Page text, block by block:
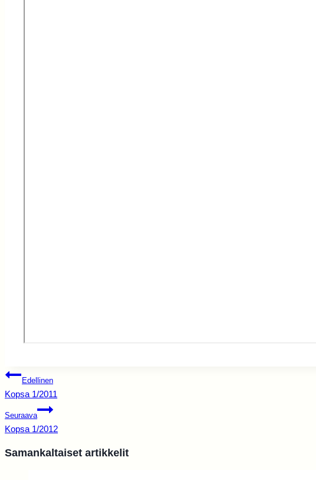
Artikkelien
selaus
Edellinen
Kopsa 1/2011
Seuraava
Kopsa 1/2012
Samankaltaiset artikkelit